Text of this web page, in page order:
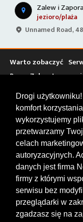
Drogi
komfort
wykorzystujemy
przetwarzamy
celach
autoryzacyjnych.
danych jest firma
firmy z którymi
serwisu bez
przeglądarki w
zgadzasz się na
Zalew i
jezioro/plaża
Unnamed Road,
Warto zobaczyć
Bary
Targi
Giełdy
FOLLOW US
© 2026 by MotoWhizzer.com